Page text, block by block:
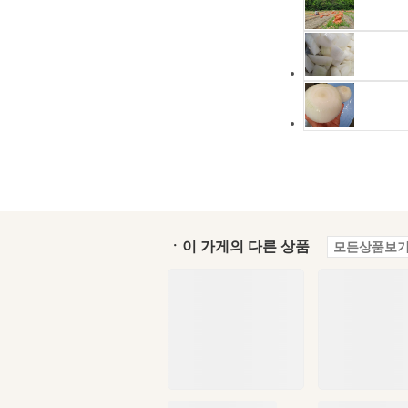
ㆍ이 가게의 다른 상품 모든상품보